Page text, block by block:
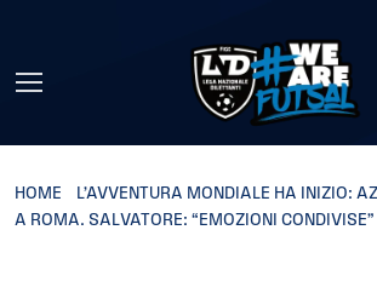
HOME
L’AVVENTURA MONDIALE HA INIZIO:
A ROMA. SALVATORE: “EMOZIONI CONDIVISE”